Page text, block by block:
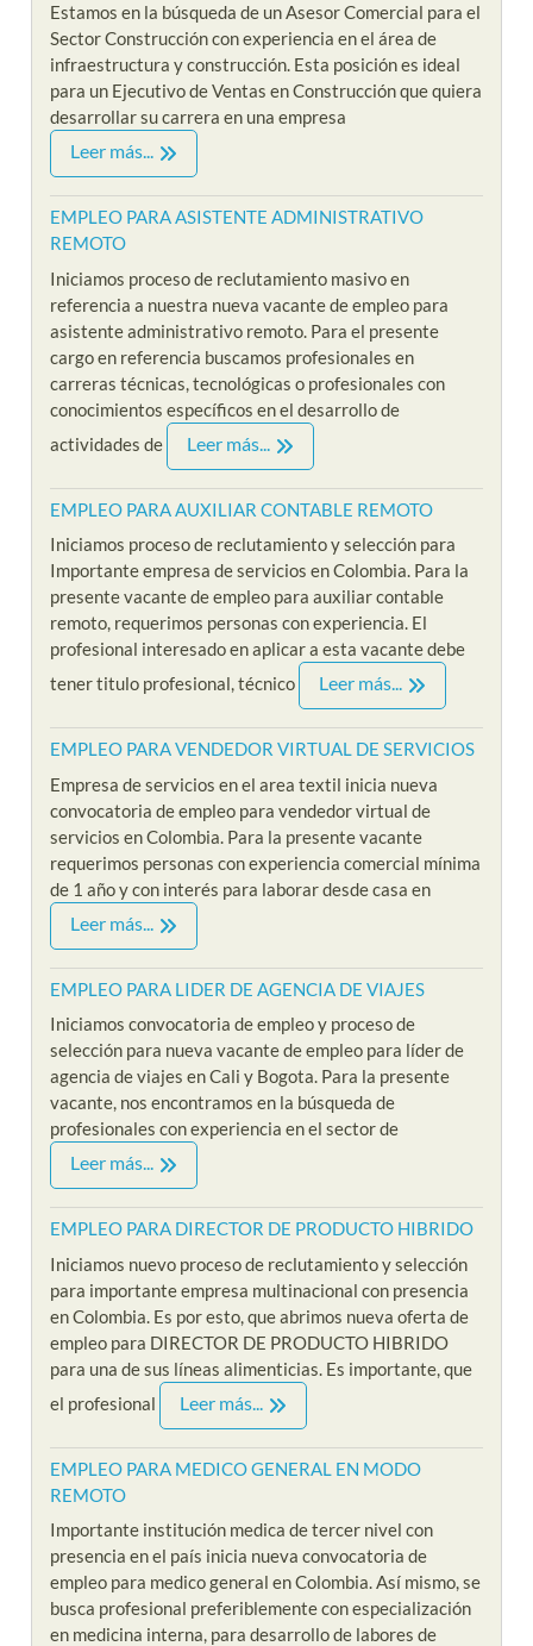
Estamos en la búsqueda de un Asesor Comercial para el
Sector Construcción con experiencia en el área de
infraestructura y construcción. Esta posición es ideal
para un Ejecutivo de Ventas en Construcción que quiera
desarrollar su carrera en una empresa
Leer más...
EMPLEO PARA ASISTENTE ADMINISTRATIVO
REMOTO
Iniciamos proceso de reclutamiento masivo en
referencia a nuestra nueva vacante de empleo para
asistente administrativo remoto. Para el presente
cargo en referencia buscamos profesionales en
carreras técnicas, tecnológicas o profesionales con
conocimientos específicos en el desarrollo de
actividades de
Leer más...
EMPLEO PARA AUXILIAR CONTABLE REMOTO
Iniciamos proceso de reclutamiento y selección para
Importante empresa de servicios en Colombia. Para la
presente vacante de empleo para auxiliar contable
remoto, requerimos personas con experiencia. El
profesional interesado en aplicar a esta vacante debe
tener titulo profesional, técnico
Leer más...
EMPLEO PARA VENDEDOR VIRTUAL DE SERVICIOS
Empresa de servicios en el area textil inicia nueva
convocatoria de empleo para vendedor virtual de
servicios en Colombia. Para la presente vacante
requerimos personas con experiencia comercial mínima
de 1 año y con interés para laborar desde casa en
Leer más...
EMPLEO PARA LIDER DE AGENCIA DE VIAJES
Iniciamos convocatoria de empleo y proceso de
selección para nueva vacante de empleo para líder de
agencia de viajes en Cali y Bogota. Para la presente
vacante, nos encontramos en la búsqueda de
profesionales con experiencia en el sector de
Leer más...
EMPLEO PARA DIRECTOR DE PRODUCTO HIBRIDO
Iniciamos nuevo proceso de reclutamiento y selección
para importante empresa multinacional con presencia
en Colombia. Es por esto, que abrimos nueva oferta de
empleo para DIRECTOR DE PRODUCTO HIBRIDO
para una de sus líneas alimenticias. Es importante, que
el profesional
Leer más...
EMPLEO PARA MEDICO GENERAL EN MODO
REMOTO
Importante institución medica de tercer nivel con
presencia en el país inicia nueva convocatoria de
empleo para medico general en Colombia. Así mismo, se
busca profesional preferiblemente con especialización
en medicina interna, para desarrollo de labores de